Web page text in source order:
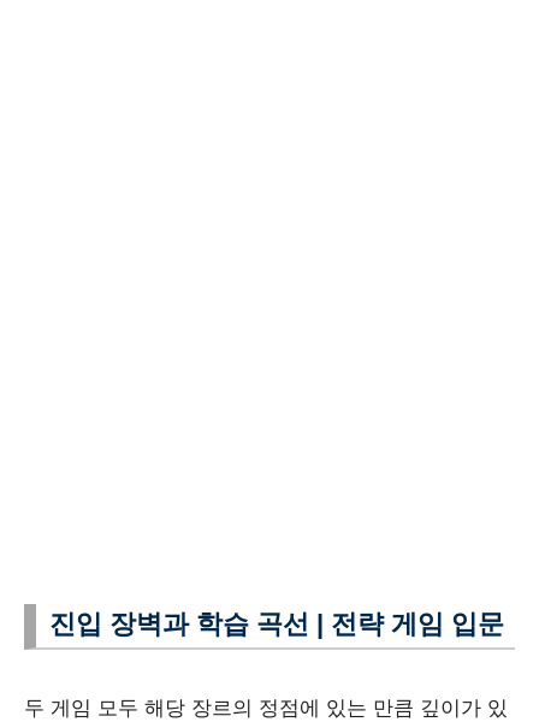
진입 장벽과 학습 곡선 | 전략 게임 입문
두 게임 모두 해당 장르의 정점에 있는 만큼 깊이가 있